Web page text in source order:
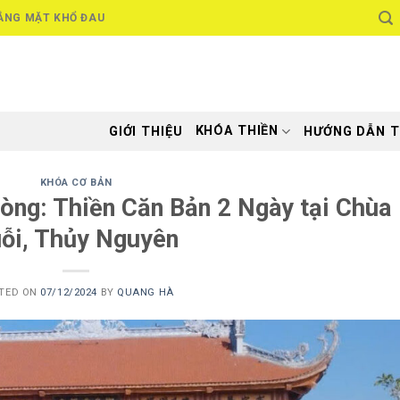
MẶT KHỔ ĐAU
GIỚI THIỆU KHÓA THIỀN HƯỚNG DẪN
KHÓA CƠ BẢN
Thiền Căn Bản 2 Ngày tại Chùa
Thủy Nguyên
ON 07/12/2024 BY QUANG HÀ